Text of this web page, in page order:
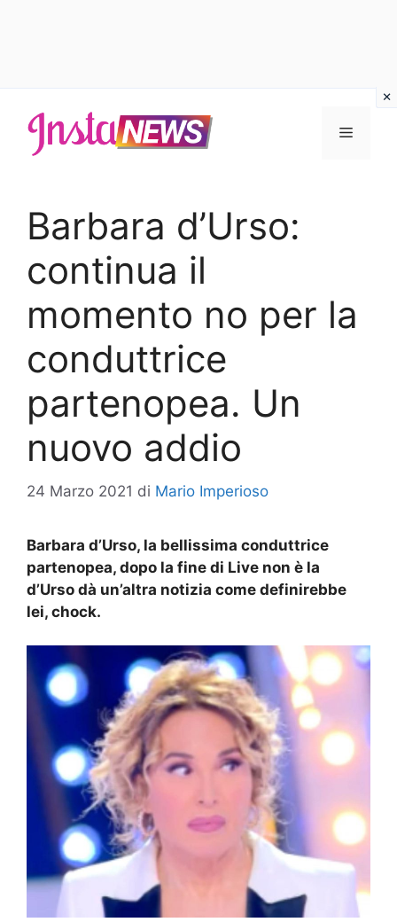
contenuto
Menu
Barbara d’Urso:
continua il
momento no per la
conduttrice
partenopea. Un
nuovo addio
24 Marzo 2021 di Mario Imperioso
Barbara d’Urso, la bellissima conduttrice
partenopea, dopo la fine di Live non è la
d’Urso dà un’altra notizia come definirebbe
lei, chock.